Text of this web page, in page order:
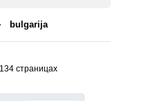
bulgarija
страницах